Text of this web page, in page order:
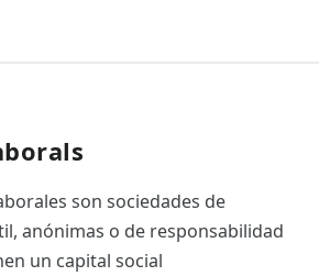
son sociedades de
anónimas o de responsabilidad
un capital social